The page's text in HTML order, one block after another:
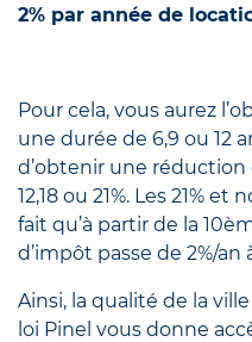
2% par année de
Pour cela, vous aurez
une durée de 6,9 ou 12
d’obtenir une
12,18 ou 21%. Les 21%
fait qu’à partir de la
d’impôt passe de 2%/an
Ainsi, la qualité de la
loi Pinel vous donne